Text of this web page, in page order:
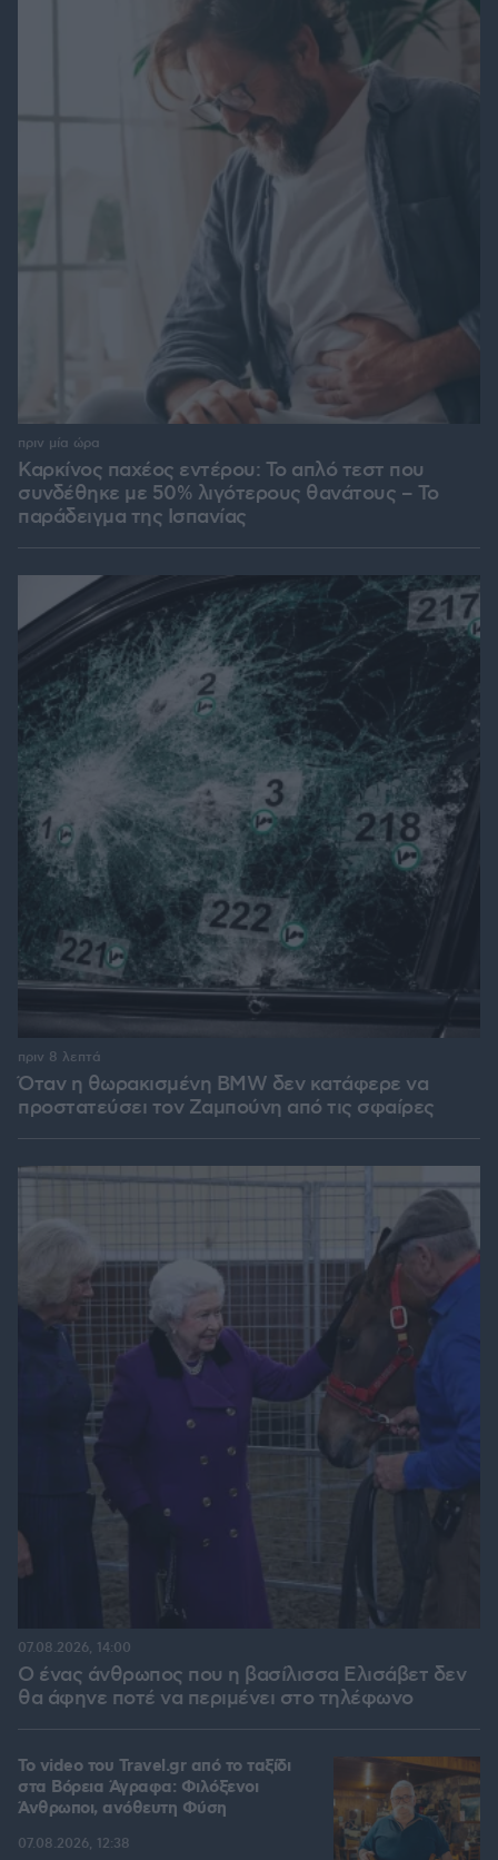
Καρκίνος παχέος εντέρου: Το απλό τεστ που
συνδέθηκε με 50% λιγότερους θανάτους – Το
παράδειγμα της Ισπανίας
πριν μία ώρα
Όταν η θωρακισμένη BMW δεν κατάφερε να
προστατεύσει τον Ζαμπούνη από τις σφαίρες
πριν 8 λεπτά
Ο ένας άνθρωπος που η βασίλισσα Ελισάβετ δεν
θα άφηνε ποτέ να περιμένει στο τηλέφωνο
07.08.2026, 14:00
To video του Travel.gr από το ταξίδι
στα Βόρεια Άγραφα: Φιλόξενοι
Άνθρωποι, ανόθευτη Φύση
07.08.2026, 12:38